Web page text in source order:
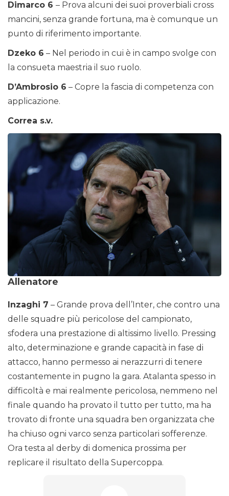
Dimarco 6 – Prova alcuni dei suoi proverbiali cross
mancini, senza grande fortuna, ma è comunque un
punto di riferimento importante.
Dzeko 6 – Nel periodo in cui è in campo svolge con
la consueta maestria il suo ruolo.
D’Ambrosio 6 – Copre la fascia di competenza con
applicazione.
Correa s.v.
Allenatore
Inzaghi 7 – Grande prova dell’Inter, che contro una
delle squadre più pericolose del campionato,
sfodera una prestazione di altissimo livello. Pressing
alto, determinazione e grande capacità in fase di
attacco, hanno permesso ai nerazzurri di tenere
costantemente in pugno la gara. Atalanta spesso in
difficoltà e mai realmente pericolosa, nemmeno nel
finale quando ha provato il tutto per tutto, ma ha
trovato di fronte una squadra ben organizzata che
ha chiuso ogni varco senza particolari sofferenze.
Ora testa al derby di domenica prossima per
replicare il risultato della Supercoppa.